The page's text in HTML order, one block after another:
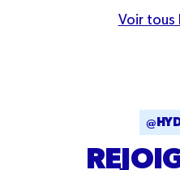
Voir tous